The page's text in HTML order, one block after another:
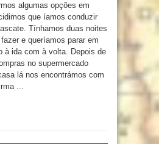
algumas opções em
que íamos conduzir
Tínhamos duas noites
e queríamos parar em
à ida com à volta. Depois de
no supermercado
lá nos encontrámos com
...